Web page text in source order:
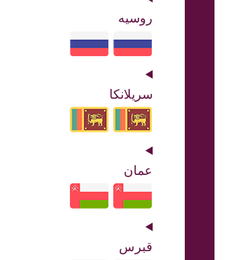
روسیه
سریلانکا
عمان
قبرس